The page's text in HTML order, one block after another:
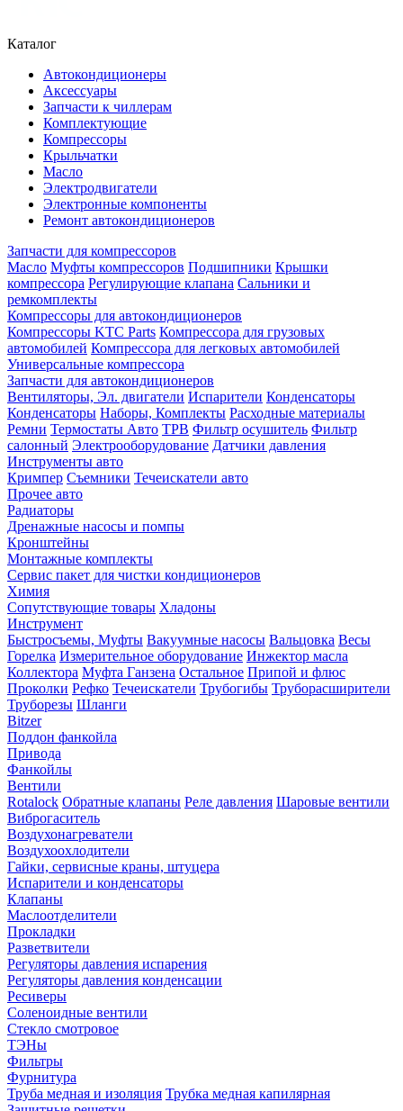
Каталог
Автокондиционеры
Аксессуары
Запчасти к чиллерам
Комплектующие
Компрессоры
Крыльчатки
Масло
Электродвигатели
Электронные компоненты
Ремонт автокондиционеров
Запчасти для компрессоров
Масло Муфты компрессоров Подшипники Крышки
компрессора Регулирующие клапана Сальники и
ремкомплекты
Компрессоры для автокондиционеров
Компрессоры KTC Parts Компрессора для грузовых
автомобилей Компрессора для легковых автомобилей
Универсальные компрессора
Запчасти для автокондиционеров
Вентиляторы, Эл. двигатели Испарители Конденсаторы
Конденсаторы Наборы, Комплекты Расходные материалы
Ремни Термостаты Авто ТРВ Фильтр осушитель Фильтр
салонный Электрооборудование Датчики давления
Инструменты авто
Кримпер Съемники Течеискатели авто
Прочее авто
Радиаторы
Дренажные насосы и помпы
Кронштейны
Монтажные комплекты
Сервис пакет для чистки кондиционеров
Химия
Сопутствующие товары Хладоны
Инструмент
Быстросъемы, Муфты Вакуумные насосы Вальцовка Весы
Горелка Измерительное оборудование Инжектор масла
Коллектора Муфта Ганзена Остальное Припой и флюс
Проколки Рефко Течеискатели Трубогибы Труборасширители
Труборезы Шланги
Bitzer
Поддон фанкойла
Привода
Фанкойлы
Вентили
Rotalock Обратные клапаны Реле давления Шаровые вентили
Виброгаситель
Воздухонагреватели
Воздухоохлодители
Гайки, сервисные краны, штуцера
Испарители и конденсаторы
Клапаны
Маслоотделители
Прокладки
Разветвители
Регуляторы давления испарения
Регуляторы давления конденсации
Ресиверы
Соленоидные вентили
Стекло смотровое
ТЭНы
Фильтры
Фурнитура
Труба медная и изоляция Трубка медная капилярная